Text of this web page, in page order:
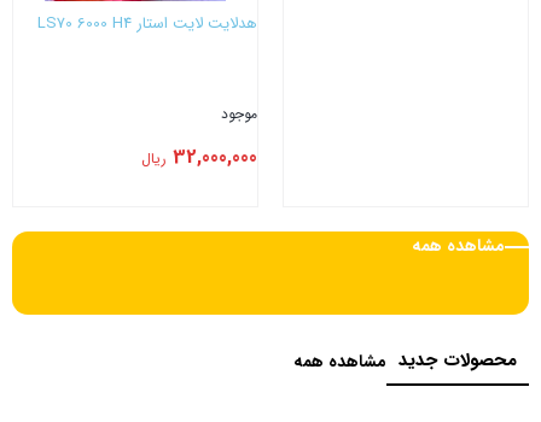
بستن
هدلایت لایت استار LS70 6000 H4
موجود
32,000,000 ریال
بستن مشاهده همه
محصولات جدید مشاهده همه